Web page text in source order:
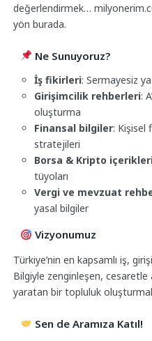
değerlendirmek…
yön burada.
Ne Sunuyoruz?
İş fikirleri: Sermayesiz
Girişimcilik rehberleri:
oluşturma
Finansal bilgiler: Kişisel
stratejileri
Borsa & Kripto
tüyoları
Vergi ve mevzuat
yasal bilgiler
Vizyonumuz
Türkiye’nin en kapsamlı iş,
Bilgiyle zenginleşen,
yaratan bir topluluk
Sen de Aramıza Katıl!